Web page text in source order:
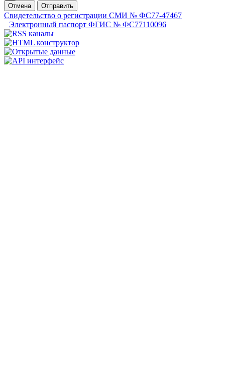
Отмена
Отправить
Свидетельство о регистрации СМИ № ФС77-47467
Электронный паспорт ФГИС № ФС77110096